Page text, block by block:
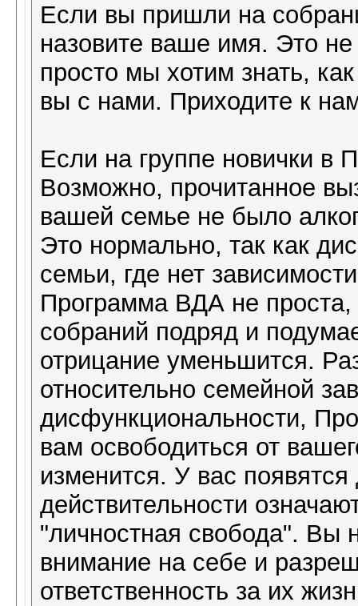
Если вы пришли на
назовите ваше имя. Это
просто мы хотим знать,
вы с нами. Приходите к
Если на группе новички в
Возможно, прочитанное
вашей семье не было
Это нормально, так как
семьи, где нет
Программа ВДА не
собраний подряд и
отрицание уменьшится.
относительно семейной
дисфункциональности,
вам освободиться от
изменится. У вас
действительности
"личностная свобода". Вы
внимание на себе и
ответственность за их